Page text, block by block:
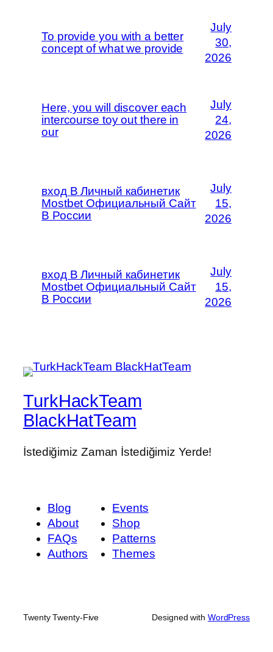
To provide you with a better
concept of what we provide
July
30,
2026
Here, you will discover each
intercourse toy out there in
our
July
24,
2026
вход В Личный кабинетик
Mostbet Официальный Сайт
В России
July
15,
2026
вход В Личный кабинетик
Mostbet Официальный Сайт
В России
July
15,
2026
TurkHackTeam
BlackHatTeam
İstediğimiz Zaman İstediğimiz Yerde!
Blog
About
FAQs
Authors
Events
Shop
Patterns
Themes
Twenty Twenty-Five Designed with WordPress